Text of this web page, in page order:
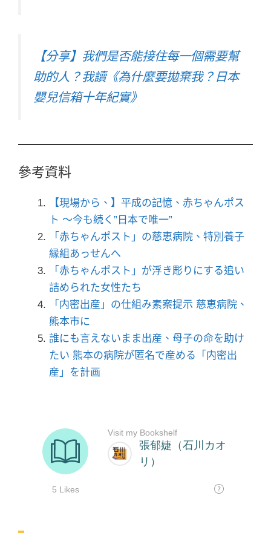
【分享】我們是否能接住每一個需要幫
助的人？我讀《為什麼要拋棄我？日本
嬰兒信箱十年紀實》
參考資料
【現場から、】平成の記憶、赤ちゃんポス
ト ～今も続く”日本で唯一”
「赤ちゃんポスト」の慈恵病院、特別養子
縁組あっせんへ
「赤ちゃんポスト」が浮き彫りにする追い
詰められた女性たち
「内密出産」の仕組み素案提示 慈恵病院、
熊本市に
誰にも言えないまま出産、母子の命を助け
たい 熊本の病院が匿名で産める「内密出
産」を計画